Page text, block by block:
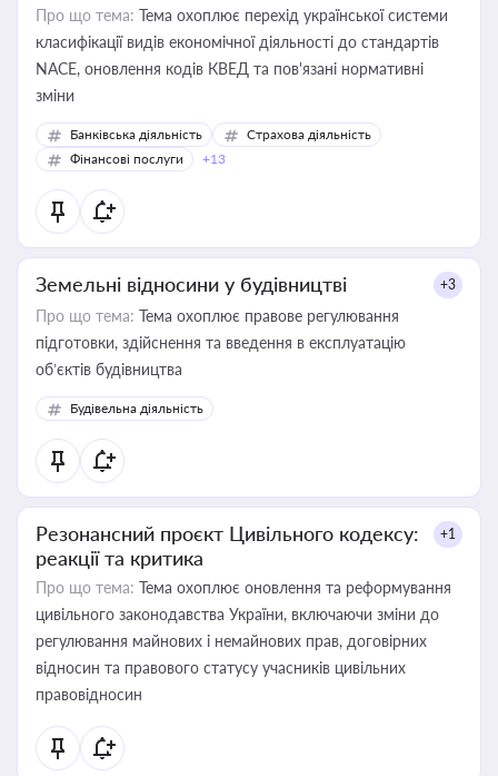
Про що тема: Тема охоплює перехід української системи
класифікації видів економічної діяльності до стандартів
NACE, оновлення кодів КВЕД та пов'язані нормативні
зміни
Банківська діяльність
Страхова діяльність
Фінансові послуги
+13
Земельні відносини у будівництві +3
Про що тема: Тема охоплює правове регулювання
підготовки, здійснення та введення в експлуатацію
об’єктів будівництва
Будівельна діяльність
Резонансний проєкт Цивільного кодексу:
реакції та критика
+1
Про що тема: Тема охоплює оновлення та реформування
цивільного законодавства України, включаючи зміни до
регулювання майнових і немайнових прав, договірних
відносин та правового статусу учасників цивільних
правовідносин